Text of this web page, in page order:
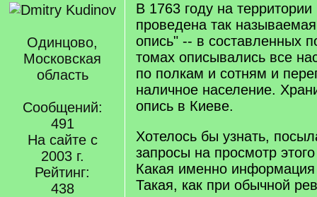
Одинцово,
Московская
область
Сообщений:
491
На сайте с
2003 г.
Рейтинг:
438
В 1763 году на
проведена так
опись" -- в составленных
томах описывались все
по полкам и сотням и
наличное население.
опись в Киеве.
Хотелось бы узнать,
запросы на просмотр
Какая именно
Такая, как при обычной